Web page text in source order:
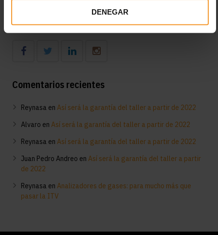
DENEGAR
Síguenos
Comentarios recientes
Reynasa en Así será la garantía del taller a partir de 2022
Alvaro en Así será la garantía del taller a partir de 2022
Reynasa en Así será la garantía del taller a partir de 2022
Juan Pedro Andreo en Así será la garantía del taller a partir
de 2022
Reynasa en Analizadores de gases: para mucho más que
pasar la ITV